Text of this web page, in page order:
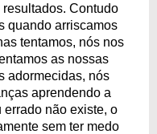
Contudo
quando arriscamos
tentamos, nós nos
as nossas
adormecidas, nós
aprendendo a
errado não existe, o
sem ter medo